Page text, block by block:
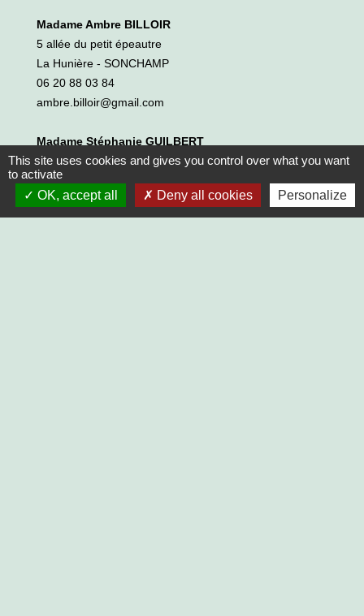
Madame Ambre BILLOIR
5 allée du petit épeautre
La Hunière - SONCHAMP
06 20 88 03 84
ambre.billoir@gmail.com
Madame Stéphanie GUILBERT
33 allée du petit épeautre
La Hunière - SONCHAMP
07 62 35 41 70
This site uses cookies and gives you control over what you want
to activate
OK, accept all
Deny all cookies Personalize